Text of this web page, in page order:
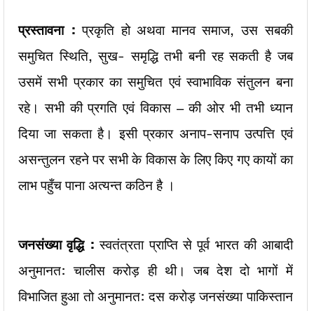
प्रस्तावना : प्रकृति हो अथवा मानव समाज, उस सबकी
समुचित स्थिति, सुख- समृद्धि तभी बनी रह सकती है जब
उसमें सभी प्रकार का समुचित एवं स्वाभाविक संतुलन बना
रहे। सभी की प्रगति एवं विकास — की ओर भी तभी ध्यान
दिया जा सकता है। इसी प्रकार अनाप-सनाप उत्पत्ति एवं
असन्तुलन रहने पर सभी के विकास के लिए किए गए कायों का
लाभ पहुँच पाना अत्यन्त कठिन है ।
जनसंख्या वृद्धि : स्वतंत्रता प्राप्ति से पूर्व भारत की आबादी
अनुमानत: चालीस करोड़ ही थी। जब देश दो भागों में
विभाजित हुआ तो अनुमानत: दस करोड़ जनसंख्या पाकिस्तान